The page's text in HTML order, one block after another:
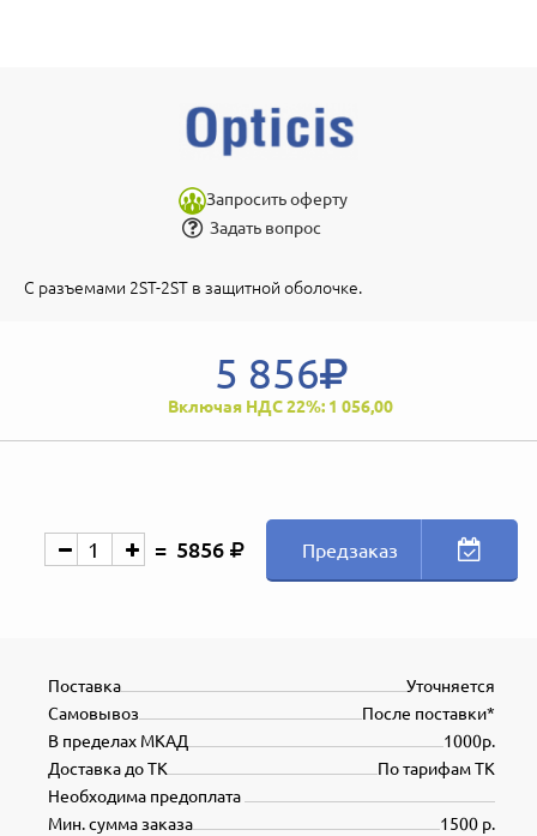
Запросить оферту
Задать вопрос
С разъемами 2ST-2ST в защитной оболочке.
5 856
Включая НДС 22%: 1 056,00
5856 Предзаказ
Уточняется
Поставка
После поставки*
Самовывоз
1000р.
В пределах МКАД
По тарифам ТК
Доставка до ТК
Необходима предоплата
1500 р.
Мин. сумма заказа